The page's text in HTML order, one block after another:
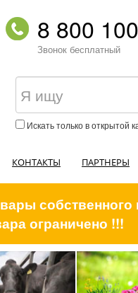
8 800
Звонок бесплатный
Искать только в открытой
КОНТАКТЫ ПАРТНЕРЫ
собственного
ограничено !!!